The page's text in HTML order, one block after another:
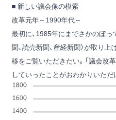
■ 新しい議会像の模索
改革元年～1990年代～
最初に、1985年にまでさかのぼっ
聞、読売新聞、産経新聞）が取り上
移をご覧いただきたい。「議会改
していったことがおわかりいただ